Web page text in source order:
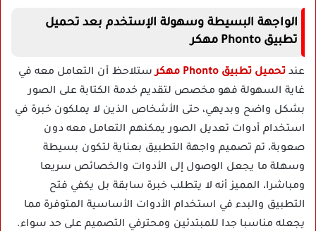
الواجهة البسيطة وسهولة الإستخدم بعد تحميل
تطبيق Phonto مهكر
عند تحميل تطبيق Phonto مهكر
ستلاحظ أن التعامل معه في
غاية السهولة فهو مخصص لتقديم خدمة الكتابة على الصور
بشكل واضح وبديهي، حتى الأشخاص الذين لا يملكون خبرة في
استخدام أدوات تعديل الصور يمكنهم التعامل معه دون
صعوبة، تم تصميم واجهة التطبيق بعناية لتكون بسيطة
وسهلة ما يجعل الوصول إلى الأدوات والخصائص سريعا
ومباشرا، المميز أنه لا يتطلب خبرة سابقة بل يكفي فتح
التطبيق والبدء في استخدام الأدوات الأساسية المتوفرة مما
يجعله مناسبا جدا للمبتدئين ومحترفي التصميم على حد سواء.